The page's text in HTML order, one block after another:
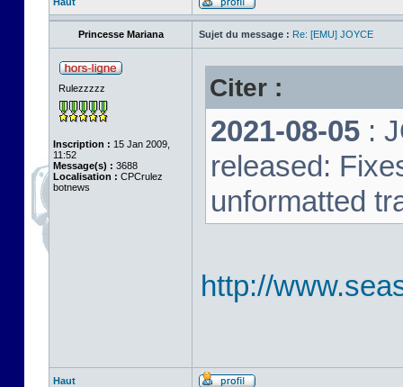
Princesse Mariana Sujet du message : Re: [EMU] JOYCE
Rulezzzzz
Inscription : 15 Jan 2009,
11:52
Message(s) : 3688
Localisation : CPCrulez
botnews
Citer :
2021-08-05 :
released:
unformatted
http://
Haut